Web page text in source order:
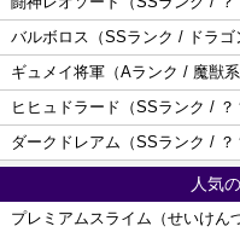
バルボロス（SSランク / ドラゴ
ギュメイ将軍（Aランク / 魔獣系
ヒヒュドラード（SSランク / ？
ダークドレアム（SSランク / ？
人気
プレミアムスライム（せいけん